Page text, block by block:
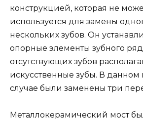
конструкцией, которая не
используется для замены
нескольких зубов. Он
опорные элементы зубного
отсутствующих зубов
искусственные зубы. В
случае были заменены три
Металлокерамический мост